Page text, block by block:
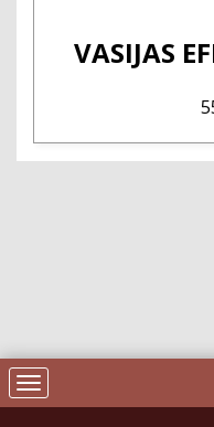
VASIJAS
Toggle
navigation